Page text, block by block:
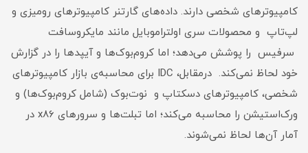
کامپیوترهای شخصی دارند. داده‌های گارتنر کامپیوترهای رومیزی و
لپ‌تاپ و محصولات سری اولتراموبایل مانند مایکروسافت
سرفیس را پوشش می‌دهد؛ اما کروم‌بوک‌ها و آیپدها را در گزارش
خود لحاظ نمی‌کند. درمقابل، IDC برای محاسبه‌ی بازار کامپیوترهای
شخصی، کامپیوترهای دسکتاپ و نوت‌بوک (شامل کروم‌بوک‌ها) و
ورک‌استیشن را محاسبه می‌کند؛ اما تبلت‌ها و سرورهای x86 در
آمار آن‌ها لحاظ نمی‌شوند.